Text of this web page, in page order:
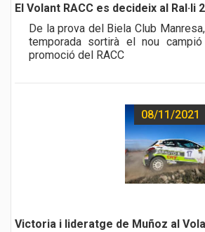
El Volant RACC es decideix al Ral·li
De la prova del Biela Club
temporada sortirà el nou
promoció del RACC
08/11/2021
Victoria i lideratge de Muñoz al